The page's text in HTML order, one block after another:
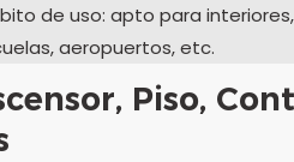
de uso: apto para
aeropuertos, etc.
Piso,